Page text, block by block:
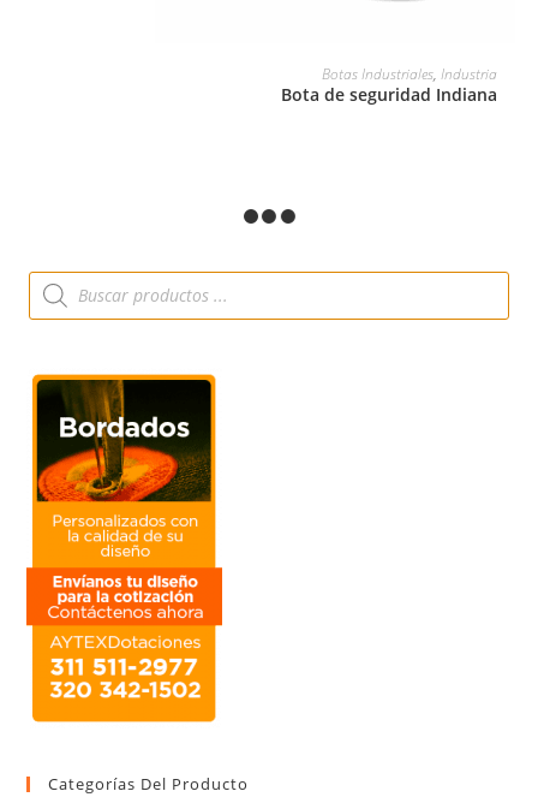
Botas Industriales,Industria
Bota de seguridad Indiana
Categorías Del Producto